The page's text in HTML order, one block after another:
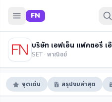
FN
SET · พาณิชย์
จุดเด่น สรุปงบล่าสุด